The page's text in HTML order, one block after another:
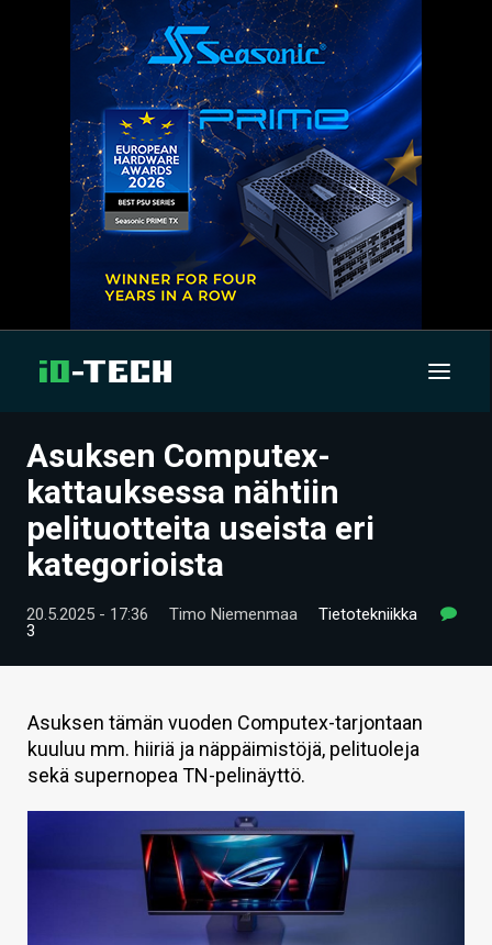
UUTISET
ARTIKKELIT
VIDEOT
TECHBBS
KAUPPA
Asuksen Computex-
kattauksessa nähtiin
pelituotteita useista eri
kategorioista
20.5.2025 - 17:36 Timo Niemenmaa
Tietotekniikka
3
Asuksen tämän vuoden Computex-tarjontaan
kuuluu mm. hiiriä ja näppäimistöjä, pelituoleja
sekä supernopea TN-pelinäyttö.